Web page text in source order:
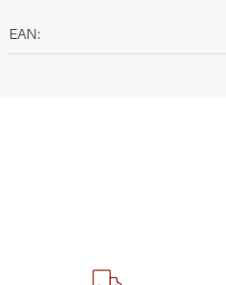
EAN: